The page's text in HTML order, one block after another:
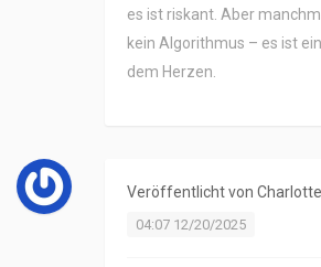
es ist riskant. Aber
kein Algorithmus – es ist
dem Herzen.
Veröffentlicht von
04:07 12/20/2025